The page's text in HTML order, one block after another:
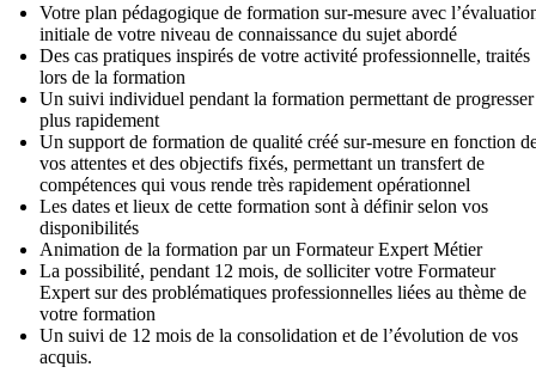
Votre plan pédagogique de formation sur-mesure avec
initiale de votre niveau de connaissance du sujet abordé
Des cas pratiques inspirés de votre activité professionnelle, traités
lors de la formation
Un suivi individuel pendant la formation permettant de progresser
plus rapidement
Un support de formation de qualité créé sur-mesure en fonction
vos attentes et des objectifs fixés, permettant un transfert de
compétences qui vous rende très rapidement opérationnel
Les dates et lieux de cette formation sont à définir selon vos
disponibilités
Animation de la formation par un Formateur Expert Métier
La possibilité, pendant 12 mois, de solliciter votre Formateur
Expert sur des problématiques professionnelles liées au thème de
votre formation
Un suivi de 12 mois de la consolidation et de l’évolution de vos
acquis.